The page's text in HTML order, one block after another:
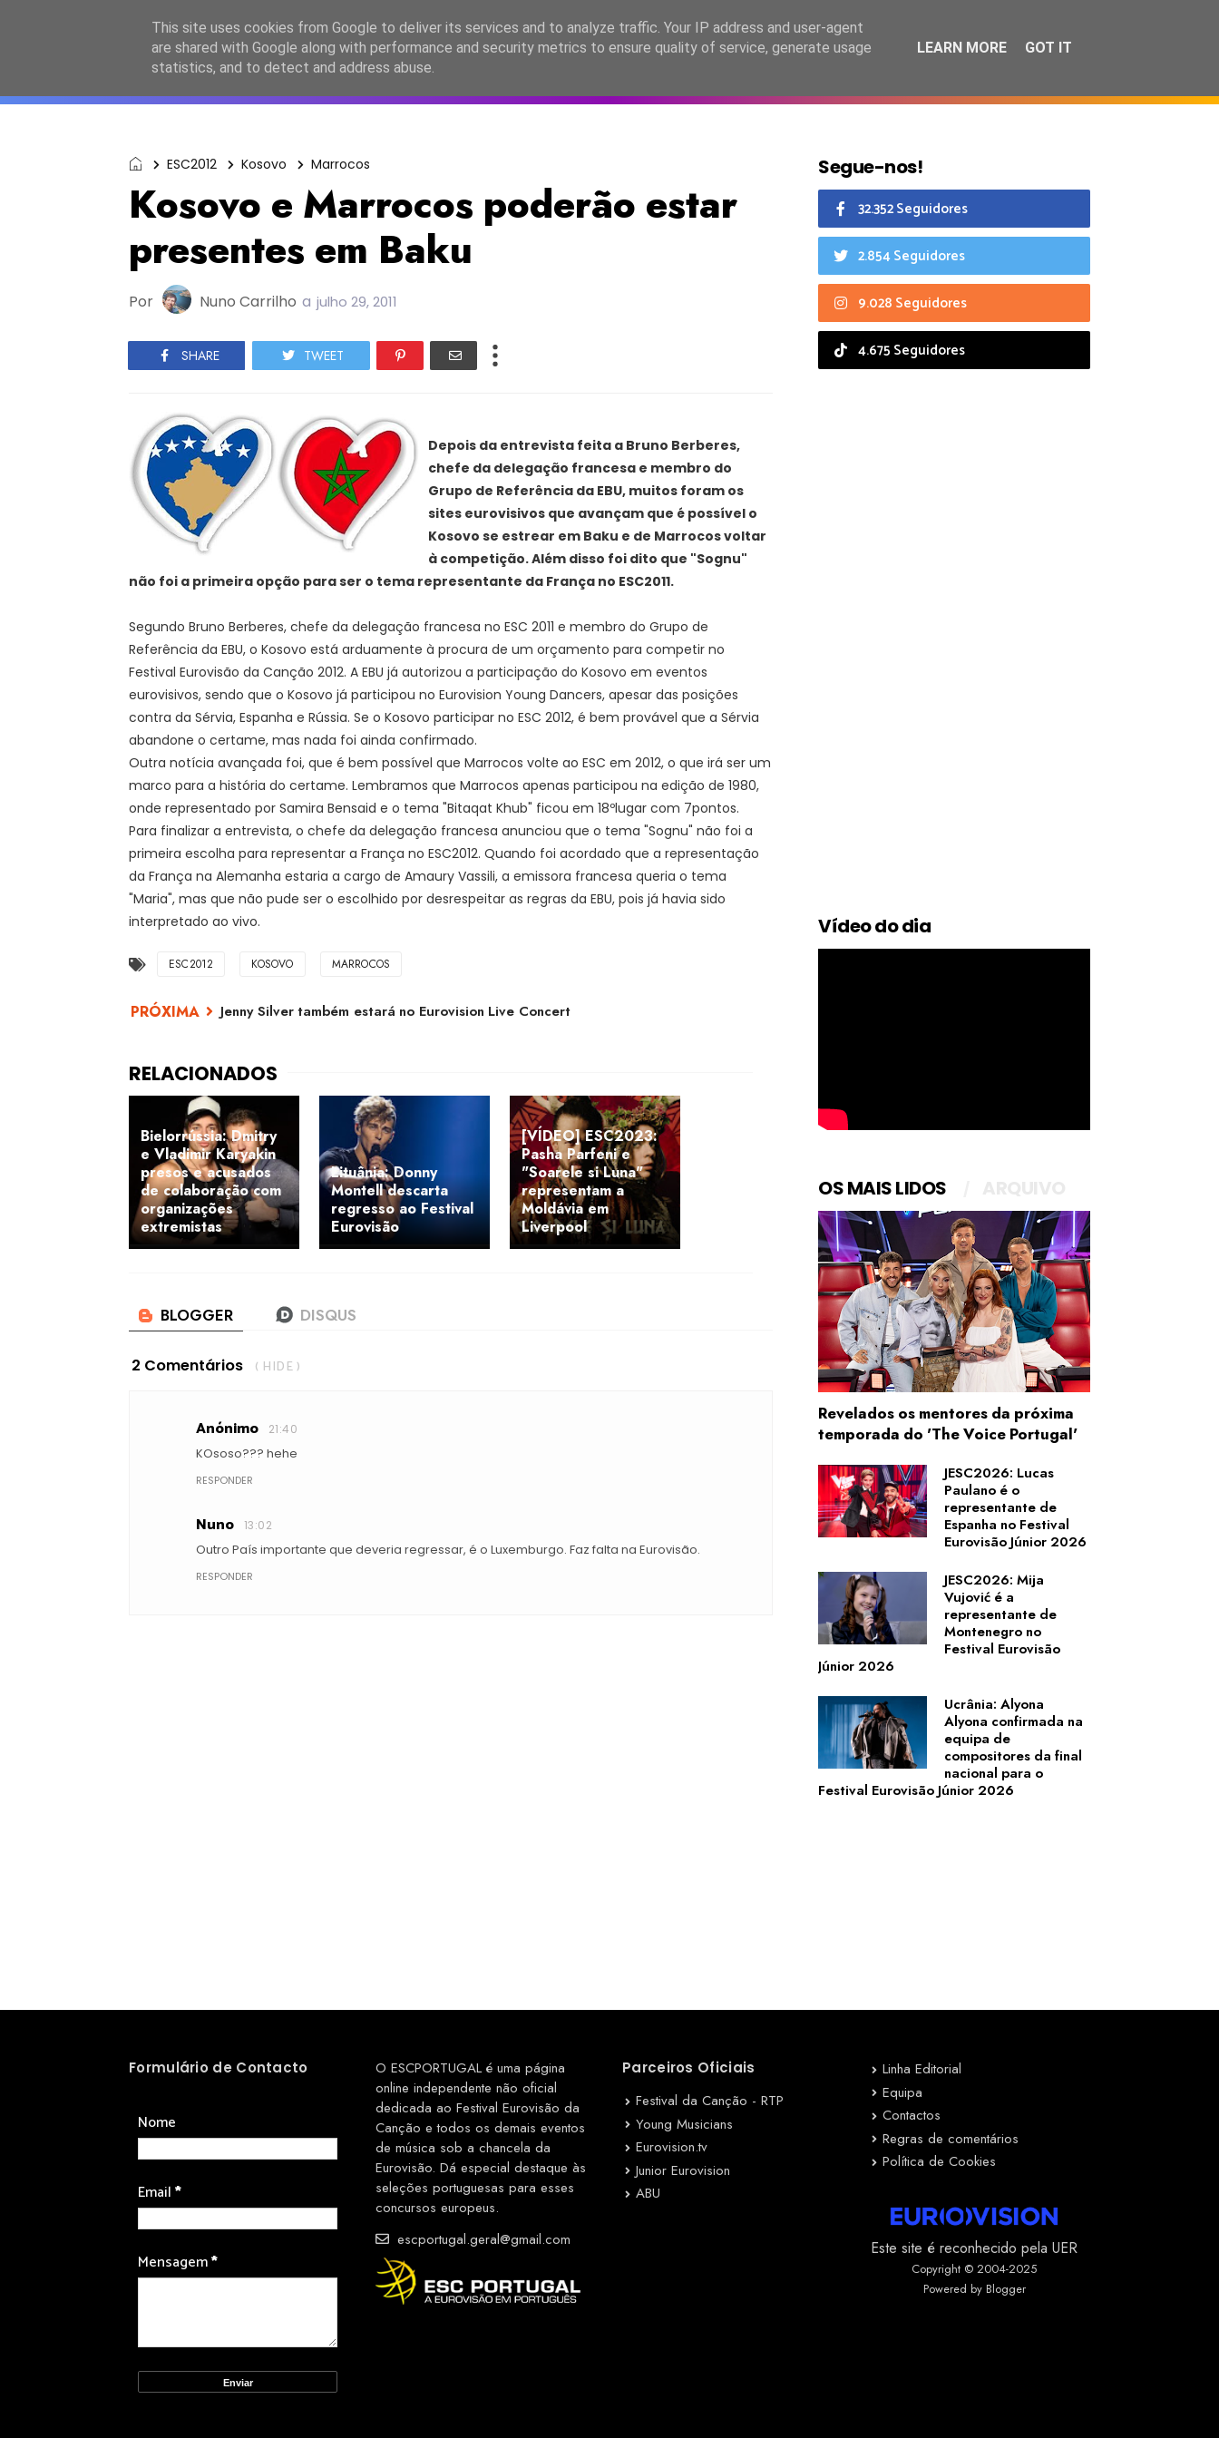
ESC2027 JESC2026 FC2026 EASC2026 PORTUGAL LANÇAMENTOS ESPECIAIS CALENDÁRIO
ESC2012 Kosovo Marrocos
Kosovo e Marrocos poderão estar
presentes em Baku
Por Nuno Carrilho a julho 29, 2011
SHARE TWEET
Depois da entrevista feita a Bruno Berberes,
chefe da delegação francesa e membro do
Grupo de Referência da EBU, muitos foram os
sites eurovisivos que avançam que é possível o
Kosovo se estrear em Baku e de Marrocos voltar
à competição. Além disso foi dito que "Sognu"
não foi a primeira opção para ser o tema representante da França no ESC2011.
Segundo Bruno Berberes, chefe da delegação francesa no ESC 2011 e membro do Grupo de
Referência da EBU, o Kosovo está arduamente à procura de um orçamento para competir no
Festival Eurovisão da Canção 2012. A EBU já autorizou a participação do Kosovo em eventos
eurovisivos, sendo que o Kosovo já participou no Eurovision Young Dancers, apesar das posições
contra da Sérvia, Espanha e Rússia. Se o Kosovo participar no ESC 2012, é bem provável que a Sérvia
abandone o certame, mas nada foi ainda confirmado.
Outra notícia avançada foi, que é bem possível que Marrocos volte ao ESC em 2012, o que irá ser um
marco para a história do certame. Lembramos que Marrocos apenas participou na edição de 1980,
onde representado por Samira Bensaid e o tema "Bitaqat Khub" ficou em 18ºlugar com 7pontos.
Para finalizar a entrevista, o chefe da delegação francesa anunciou que o tema "Sognu" não foi a
primeira escolha para representar a França no ESC2012. Quando foi acordado que a representação
da França na Alemanha estaria a cargo de Amaury Vassili, a emissora francesa queria o tema
"Maria", mas que não pude ser o escolhido por desrespeitar as regras da EBU, pois já havia sido
interpretado ao vivo.
ESC2012 KOSOVO MARROCOS
Jenny Silver também estará no Eurovision Live Concert
Bielorrússia: Dmitry
e Vladimir Karyakin
presos e acusados
de colaboração com
organizações
extremistas
Lituânia: Donny
Montell descarta
regresso ao Festival
Eurovisão
[VÍDEO] ESC2023:
Pasha Parfeni e
"Soarele si Luna"
representam a
Moldávia em
Liverpool
2 Comentários ( HIDE )
Anónimo 21:40
KOsoso??? hehe
RESPONDER
Nuno 13:02
Outro País importante que deveria regressar, é o Luxemburgo. Faz falta na Eurovisão.
RESPONDER
Segue-nos!
32.352 Seguidores
2.854 Seguidores
9.028 Seguidores
4.675 Seguidores
Vídeo do dia
OS MAIS LIDOS
Revelados os mentores da próxima
temporada do 'The Voice Portugal'
JESC2026: Lucas
Paulano é o
representante de
Espanha no Festival
Eurovisão Júnior 2026
JESC2026: Mija
Vujović é a
representante de
Montenegro no
Festival Eurovisão
Júnior 2026
Ucrânia: Alyona
Alyona confirmada na
equipa de
compositores da final
nacional para o
Festival Eurovisão Júnior 2026
Formulário de Contacto
Nome
Email*
Mensagem*
O ESCPORTUGAL é uma página
online independente não oficial
dedicada ao Festival Eurovisão da
Canção e todos os demais eventos
de música sob a chancela da
Eurovisão. Dá especial destaque às
seleções portuguesas para esses
concursos europeus.
escportugal.geral@gmail.com
Parceiros Oficiais
Festival da Canção - RTP
Young Musicians
Eurovision.tv
Junior Eurovision
ABU
Linha Editorial
Equipa
Contactos
Regras de comentários
Política de Cookies
Este site é reconhecido pela UER
Copyright © 2004-2025
Powered by Blogger
This site uses cookies from Google to deliver its services and to analyze traffic. Your IP address and user-agent
are shared with Google along with performance and security metrics to ensure quality of service, generate usage
statistics, and to detect and address abuse.
LEARN MORE GOT IT